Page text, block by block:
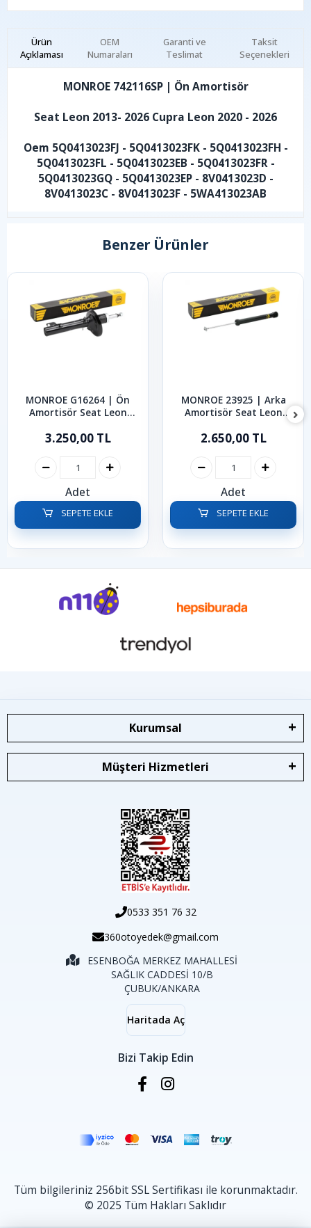
Ürün
Açıklaması
Garanti ve
Teslimat
Taksit
Seçenekleri
OEM
Numaraları
MONROE 742116SP | Ön Amortisör
Seat Leon 2013- 2026 Cupra Leon 2020 - 2026
Oem 5Q0413023FJ - 5Q0413023FK - 5Q0413023FH -
5Q0413023FL - 5Q0413023EB - 5Q0413023FR -
5Q0413023GQ - 5Q0413023EP - 8V0413023D -
8V0413023C - 8V0413023F - 5WA413023AB
Benzer Ürünler
MONROE G16264 | Ön
Amortisör Seat Leon
3.250,00 TL
Adet
SEPETE EKLE
MONROE 23925 | Arka
Amortisör Seat Leon
2.650,00 TL
Adet
SEPETE EKLE
Kurumsal
Müşteri Hizmetleri
0533 351 76 32
360otoyedek@gmail.com
ESENBOĞA MERKEZ MAHALLESİ
SAĞLIK CADDESİ 10/B
ÇUBUK/ANKARA
Haritada Aç
Bizi Takip Edin
Tüm bilgileriniz 256bit SSL Sertifikası ile korunmaktadır.
© 2025 Tüm Hakları Saklıdır